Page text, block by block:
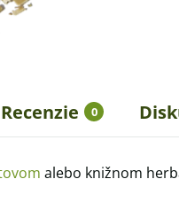
Recenzie 0
alebo knižnom